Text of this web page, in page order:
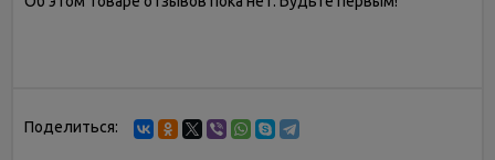
Поделиться: